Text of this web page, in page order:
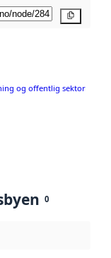
og offentlig sektor
0